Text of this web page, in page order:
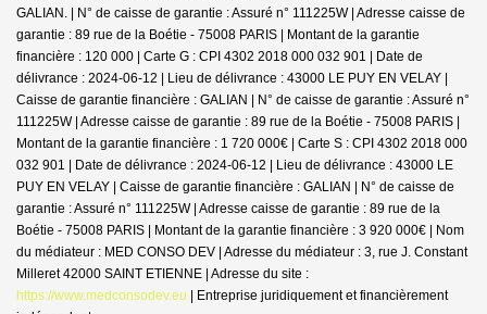
GALIAN. | N° de caisse de garantie : Assuré n° 111225W | Adresse caisse de
garantie : 89 rue de la Boétie - 75008 PARIS | Montant de la garantie
financière : 120 000 | Carte G : CPI 4302 2018 000 032 901 | Date de
délivrance : 2024-06-12 | Lieu de délivrance : 43000 LE PUY EN VELAY |
Caisse de garantie financière : GALIAN | N° de caisse de garantie : Assuré n°
111225W | Adresse caisse de garantie : 89 rue de la Boétie - 75008 PARIS |
Montant de la garantie financière : 1 720 000€ | Carte S : CPI 4302 2018 000
032 901 | Date de délivrance : 2024-06-12 | Lieu de délivrance : 43000 LE
PUY EN VELAY | Caisse de garantie financière : GALIAN | N° de caisse de
garantie : Assuré n° 111225W | Adresse caisse de garantie : 89 rue de la
Boétie - 75008 PARIS | Montant de la garantie financière : 3 920 000€ | Nom
du médiateur : MED CONSO DEV | Adresse du médiateur : 3, rue J. Constant
Milleret 42000 SAINT ETIENNE | Adresse du site :
https://www.medconsodev.eu | Entreprise juridiquement et financièrement